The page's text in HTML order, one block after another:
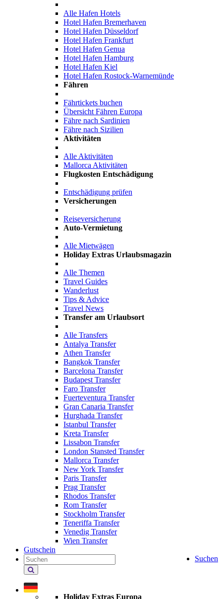
Alle Hafen Hotels
Hotel Hafen Bremerhaven
Hotel Hafen Düsseldorf
Hotel Hafen Frankfurt
Hotel Hafen Genua
Hotel Hafen Hamburg
Hotel Hafen Kiel
Hotel Hafen Rostock-Warnemünde
Fähren
Fährtickets buchen
Übersicht Fähren Europa
Fähre nach Sardinien
Fähre nach Sizilien
Aktivitäten
Alle Aktivitäten
Mallorca Aktivitäten
Flugkosten Entschädigung
Entschädigung prüfen
Versicherungen
Reiseversicherung
Auto-Vermietung
Alle Mietwägen
Holiday Extras Urlaubsmagazin
Alle Themen
Travel Guides
Wanderlust
Tips & Advice
Travel News
Transfer am Urlaubsort
Alle Transfers
Antalya Transfer
Athen Transfer
Bangkok Transfer
Barcelona Transfer
Budapest Transfer
Faro Transfer
Fuerteventura Transfer
Gran Canaria Transfer
Hurghada Transfer
Istanbul Transfer
Kreta Transfer
Lissabon Transfer
London Stansted Transfer
Mallorca Transfer
New York Transfer
Paris Transfer
Prag Transfer
Rhodos Transfer
Rom Transfer
Stockholm Transfer
Teneriffa Transfer
Venedig Transfer
Wien Transfer
Gutschein
Suchen
Holiday
Extras
durchsuchen
Holiday Extras Europa